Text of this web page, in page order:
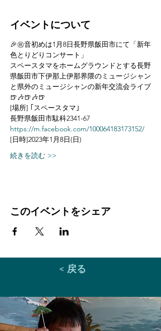
イベントについて
🎉㊗️音初めは1月8日長野県飯田市にて「新年
色とりどりコンサート」
スペースタマをホームグラウンドとする長野
県飯田市下伊那上伊那界隈のミュージシャン
と県外のミュージシャンの新年交流会ライブ
🍺🎶🍺🎶🍺
[場所] ｢スペースタマ｣
長野県飯田市駄科2341-67
https://m.facebook.com/100064183173152/
[日時]2023年1月8日(日)
続きを読む >>
このイベントをシェア
< 戻る